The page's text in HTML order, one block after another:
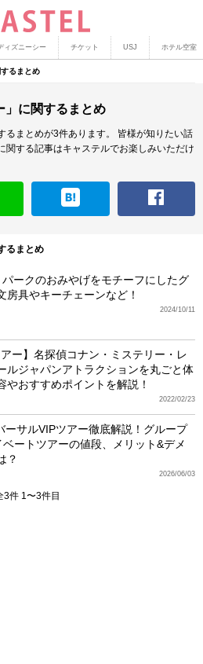
ィズニーシー チケット USJ ホテル空室
るまとめ
」に関するまとめ
るまとめが3件あります。
皆様が知りたい話
関する記事はキャステルでお楽しみいただけ
るまとめ
パークのおみやげをモチーフにしたグ
房具やキーチェーンなど！
2024/10/11
アー】名探偵コナン・ミステリー・レ
ルジャパンアトラクションを丸ごと体
やおすすめポイントを解説！
2022/02/23
ーサルVIPツアー徹底解説！グループ
ートツアーの値段、メリット&デメ
？
2026/06/03
3件 1〜3件目